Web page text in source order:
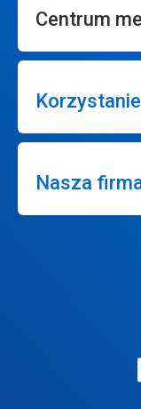
Centrum
Nasza